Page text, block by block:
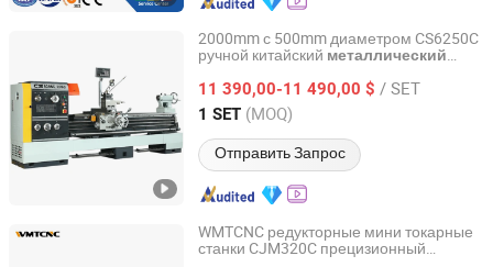
2000mm с 500mm диаметром CS6250C
ручной китайский металлический
металлообработки
11 390,00-11 490,00 $ / SET
1 SET (MOQ)
Отправить Запрос
Wmt Cnc Industrial Co., Ltd.
Anhui, China с 2015
WMTCNC редукторные мини токарные
станки CJM320C прецизионный
Wmt Cnc Industrial Co., Ltd.